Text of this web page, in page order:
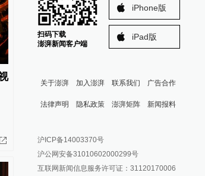
扫码下载
澎湃新闻客户端
iPhone版
iPad版
关于澎湃 加入澎湃 联系我们 广告合作
法律声明 隐私政策 澎湃矩阵
澎湃新闻公众号
澎湃新闻抖音号
新闻报料
报料邮箱: news@thepaper.cn
沪ICP备14003370号
沪公网安备31010602000299号
互联网新闻信息服务许可证：31120170006